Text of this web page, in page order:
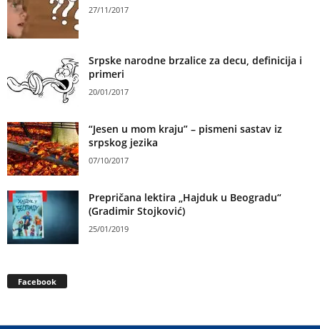
27/11/2017
Srpske narodne brzalice za decu, definicija i
primeri
20/01/2017
“Jesen u mom kraju” – pismeni sastav iz
srpskog jezika
07/10/2017
Prepričana lektira „Hajduk u Beogradu“
(Gradimir Stojković)
25/01/2019
Facebook